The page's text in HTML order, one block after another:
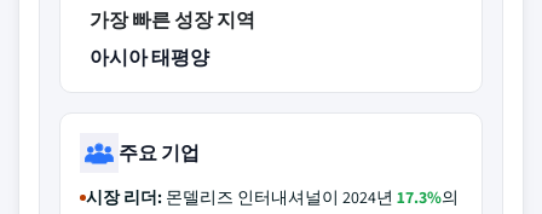
가장 빠른 성장 지역
아시아 태평양
주요 기업
시장 리더: 몬델리즈 인터내셔널이 2024년 17.3%의